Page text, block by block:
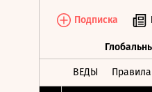
Подписка
ВЕДЫ